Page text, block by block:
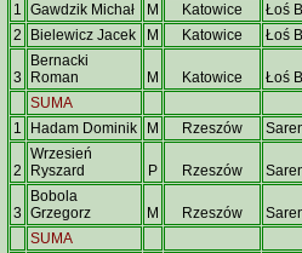
1 Gawdzik Michał M Katowice
Łoś
2
Bielewicz Jacek M Katowice Łoś
3
Bernacki
Roman
M Katowice
Łoś
SUMA
1
Hadam Dominik M Rzeszów
2
Wrzesień
Ryszard
P Rzeszów
3
Bobola
Grzegorz
M Rzeszów
SUMA